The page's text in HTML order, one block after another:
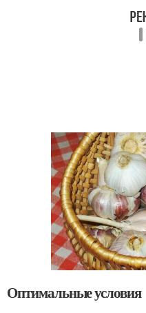
Оптимальные условия